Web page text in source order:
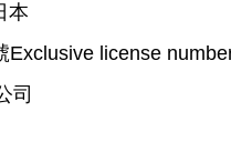
本
Exclusive license
司